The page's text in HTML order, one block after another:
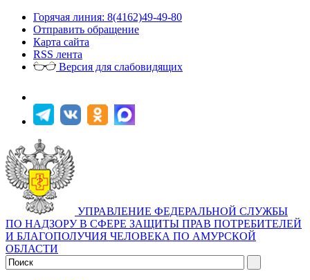
Горячая линия: 8(4162)49-49-80
Отправить обращение
Карта сайта
RSS лента
Версия для слабовидящих
УПРАВЛЕНИЕ ФЕДЕРАЛЬНОЙ СЛУЖБЫ
ПО НАДЗОРУ В СФЕРЕ ЗАЩИТЫ ПРАВ ПОТРЕБИТЕЛЕЙ
И БЛАГОПОЛУЧИЯ ЧЕЛОВЕКА ПО АМУРСКОЙ
ОБЛАСТИ